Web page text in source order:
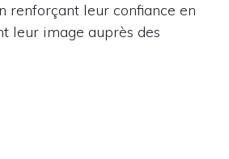
renforçant leur confiance en
leur image auprès des